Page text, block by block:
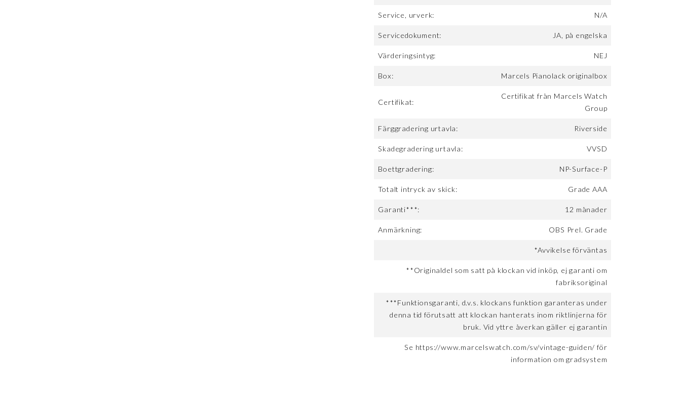
Service, urverk: N/A
Servicedokument: JA, på engelska
Värderingsintyg: NEJ
Box: Marcels Pianolack originalbox
Certifikat:
Certifikat från Marcels Watch
Group
Färggradering urtavla: Riverside
Skadegradering urtavla: VVSD
Boettgradering: NP-Surface-P
Totalt intryck av skick: Grade AAA
Garanti***: 12 månader
Anmärkning: OBS Prel. Grade
*Avvikelse förväntas
**Originaldel som satt på klockan vid inköp, ej garanti om
fabriksoriginal
***Funktionsgaranti, d.v.s. klockans funktion garanteras under
denna tid förutsatt att klockan hanterats inom riktlinjerna för
bruk. Vid yttre åverkan gäller ej garantin
Se https://www.marcelswatch.com/sv/vintage-guiden/ för
information om gradsystem